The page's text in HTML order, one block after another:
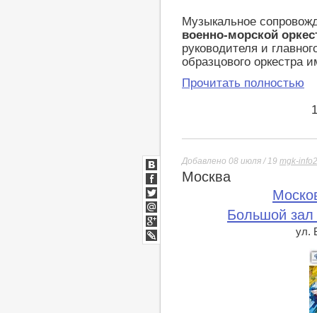
Музыкальное
военно-морской
руководителя и
образцового оркестра
Прочитать полностью
Добавлено 08 июля / 19 mgk-info2
Москва
Большой зал
ул.
ВКонтакте
Facebook
Twitter
Мой
Мир
Google+
lj